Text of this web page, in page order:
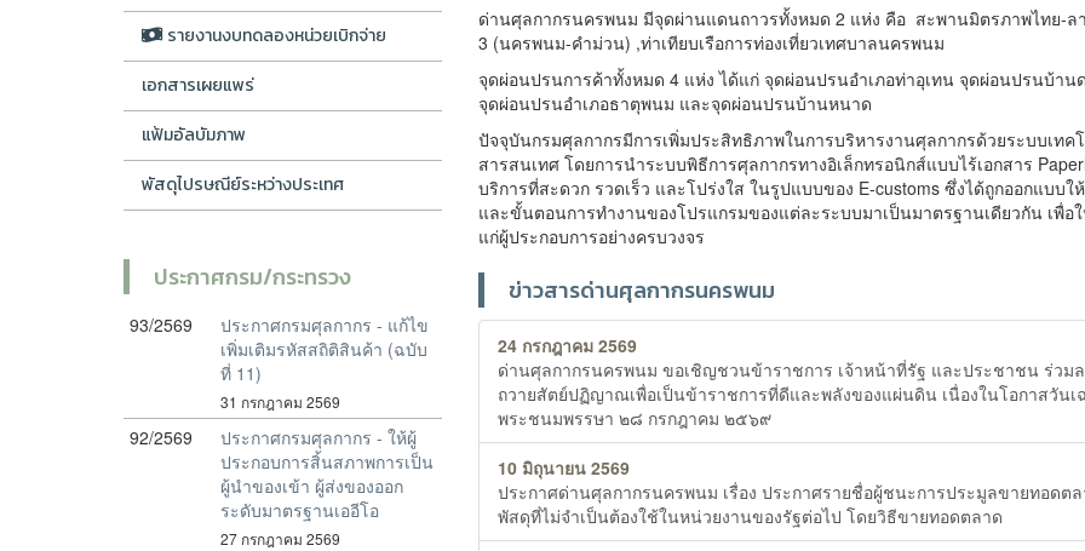
รายงานงบทดลองหน่วยเบิกจ่าย
เอกสารเผยแพร่
แฟ้มอัลบัมภาพ
พัสดุไปรษณีย์ระหว่างประเทศ
ประกาศกรม/กระทรวง
93/2569
ประกาศกรมศุลกากร - แก้ไข
เพิ่มเติมรหัสสถิติสินค้า (ฉบับ
ที่ 11)
31 กรกฎาคม 2569
92/2569
ประกาศกรมศุลกากร - ให้ผู้
ประกอบการสิ้นสภาพการเป็น
ผู้นำของเข้า ผู้ส่งของออก
ระดับมาตรฐานเออีโอ
27 กรกฎาคม 2569
ด่านศุลกากรนครพนม มีจุดผ่านแดนถาวรทั้งหมด 2 แห่ง คือ สะพานมิตรภาพไทย-ล
3 (นครพนม-คำม่วน) ,ท่าเทียบเรือการท่องเที่ยวเทศบาลนครพนม
จุดผ่อนปรนการค้าทั้งหมด 4 แห่ง ได้แก่ จุดผ่อนปรนอำเภอท่าอุเทน จุดผ่อนปรนบ้าน
จุดผ่อนปรนอำเภอธาตุพนม และจุดผ่อนปรนบ้านหนาด
ปัจจุบันกรมศุลกากรมีการเพิ่มประสิทธิภาพในการบริหารงานศุลกากรด้วยระบบเทค
สารสนเทศ โดยการนำระบบพิธีการศุลกากรทางอิเล็กทรอนิกส์แบบไร้เอกสาร
บริการที่สะดวก รวดเร็ว และโปร่งใส ในรูปแบบของ E-customs ซึ่งได้ถูกออกแบบใ
และขั้นตอนการทำงานของโปรแกรมของแต่ละระบบมาเป็นมาตรฐานเดียวกัน เพื่อ
แก่ผู้ประกอบการอย่างครบวงจร
ข่าวสารด่านศุลกากรนครพนม
24 กรกฎาคม 2569
ด่านศุลกากรนครพนม ขอเชิญชวนข้าราชการ เจ้าหน้าที่รัฐ และประชาชน ร่วม
ถวายสัตย์ปฏิญาณเพื่อเป็นข้าราชการที่ดีและพลังของแผ่นดิน เนื่องในโอกาสวันเ
พระชนมพรรษา ๒๘ กรกฎาคม ๒๕๖๙
10 มิถุนายน 2569
ประกาศด่านศุลกากรนครพนม เรื่อง ประกาศรายชื่อผู้ชนะการประมูลขายทอดต
พัสดุที่ไม่จำเป็นต้องใช้ในหน่วยงานของรัฐต่อไป โดยวิธีขายทอดตลาด